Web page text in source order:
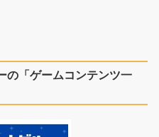
の「ゲームコンテンツ一